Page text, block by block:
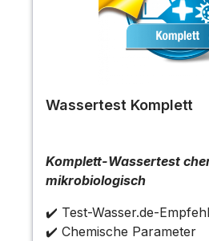
Wassertest Komplett
Komplett-Wassertest
mikrobiologisch
✔️ Test-Wasser.de-
✔️ Chemische Parameter